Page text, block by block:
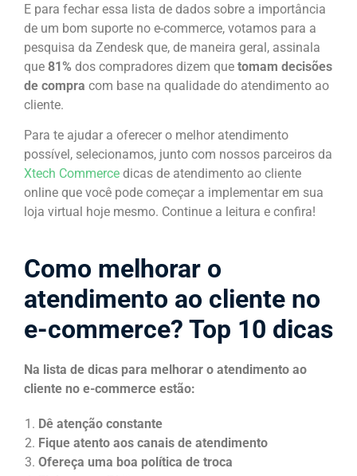
E para fechar essa lista de dados sobre a importância
de um bom suporte no e-commerce, votamos para a
pesquisa da Zendesk que, de maneira geral, assinala
que 81% dos compradores dizem que tomam decisões
de compra com base na qualidade do atendimento ao
cliente.
Para te ajudar a oferecer o melhor atendimento
possível, selecionamos, junto com nossos parceiros da
Xtech Commerce dicas de atendimento ao cliente
online que você pode começar a implementar em sua
loja virtual hoje mesmo. Continue a leitura e confira!
Como melhorar o
atendimento ao cliente no
e-commerce? Top 10 dicas
Na lista de dicas para melhorar o atendimento ao
cliente no e-commerce estão:
Dê atenção constante
Fique atento aos canais de atendimento
Ofereça uma boa política de troca